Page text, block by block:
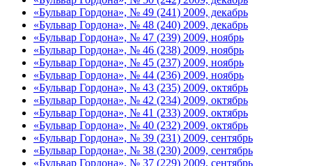
«Бульвар Гордона», № 49 (241) 2009, декабрь
«Бульвар Гордона», № 48 (240) 2009, декабрь
«Бульвар Гордона», № 47 (239) 2009, ноябрь
«Бульвар Гордона», № 46 (238) 2009, ноябрь
«Бульвар Гордона», № 45 (237) 2009, ноябрь
«Бульвар Гордона», № 44 (236) 2009, ноябрь
«Бульвар Гордона», № 43 (235) 2009, октябрь
«Бульвар Гордона», № 42 (234) 2009, октябрь
«Бульвар Гордона», № 41 (233) 2009, октябрь
«Бульвар Гордона», № 40 (232) 2009, октябрь
«Бульвар Гордона», № 39 (231) 2009, сентябрь
«Бульвар Гордона», № 38 (230) 2009, сентябрь
«Бульвар Гордона», № 37 (229) 2009, сентябрь